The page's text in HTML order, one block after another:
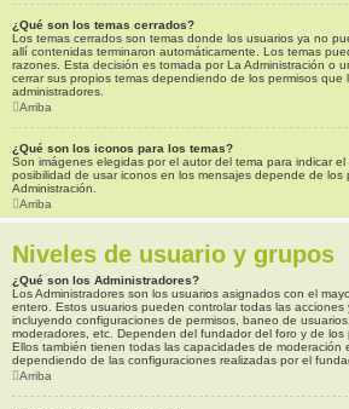
¿Qué son los temas cerrados?
Los temas cerrados son temas donde los usuarios ya no
allí contenidas terminaron automáticamente. Los temas
razones. Esta decisión es tomada por La Administración o
cerrar sus propios temas dependiendo de los permisos que
administradores.
Arriba
¿Qué son los iconos para los temas?
Son imágenes elegidas por el autor del tema para indicar
posibilidad de usar iconos en los mensajes depende de los
Administración.
Arriba
Niveles de usuario y grupos
¿Qué son los Administradores?
Los Administradores son los usuarios asignados con el
entero. Estos usuarios pueden controlar todas las acciones
incluyendo configuraciones de permisos, baneo de
moderadores, etc. Dependen del fundador del foro y de los
Ellos también tienen todas las capacidades de moderación
dependiendo de las configuraciones realizadas por el
Arriba